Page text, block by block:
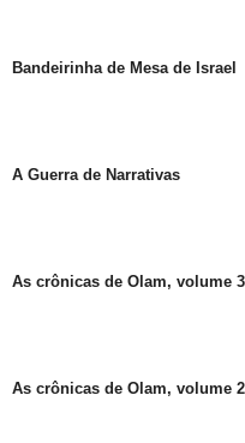
Bandeirinha de Mesa de Israel
A Guerra de Narrativas
As crônicas de Olam, volume
As crônicas de Olam, volume